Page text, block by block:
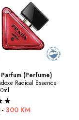
(Perfume)
Radical Essence
- 300 KM